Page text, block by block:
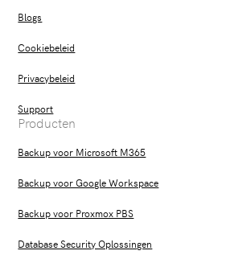
Blogs
Cookiebeleid
Privacybeleid
Support
Producten
Backup voor Microsoft M365
Backup voor Google Workspace
Backup voor Proxmox PBS
Database Security Oplossingen